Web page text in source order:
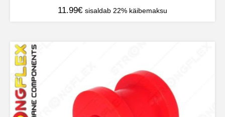
11.99€ sisaldab 22% käibemaksu